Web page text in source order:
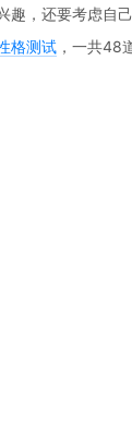
，还要考虑自
格测试 ，一共48